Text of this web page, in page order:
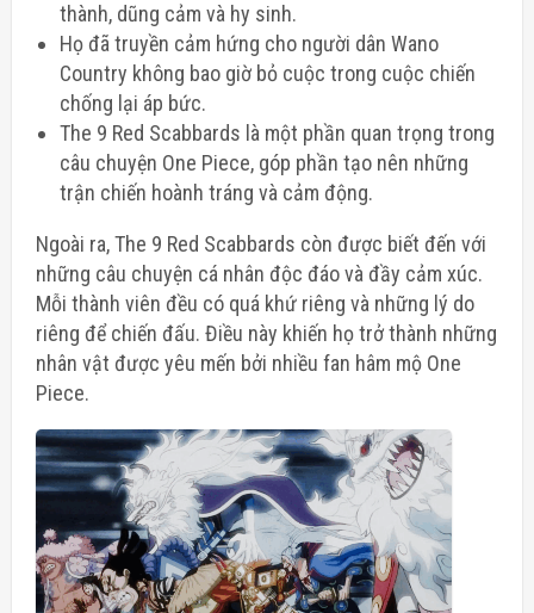
thành, dũng cảm và hy sinh.
Họ đã truyền cảm hứng cho người dân Wano
Country không bao giờ bỏ cuộc trong cuộc chiến
chống lại áp bức.
The 9 Red Scabbards là một phần quan trọng trong
câu chuyện One Piece, góp phần tạo nên những
trận chiến hoành tráng và cảm động.
Ngoài ra, The 9 Red Scabbards còn được biết đến với
những câu chuyện cá nhân độc đáo và đầy cảm xúc.
Mỗi thành viên đều có quá khứ riêng và những lý do
riêng để chiến đấu. Điều này khiến họ trở thành những
nhân vật được yêu mến bởi nhiều fan hâm mộ One
Piece.